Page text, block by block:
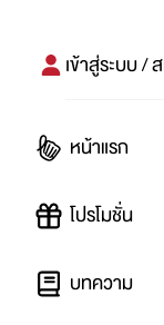
เข้าสู่ระบบ /
หน้าแรก
โปรโมชั่น
บทความ
#
ปันโปร PUNPRO ที่
โปรโมชัน